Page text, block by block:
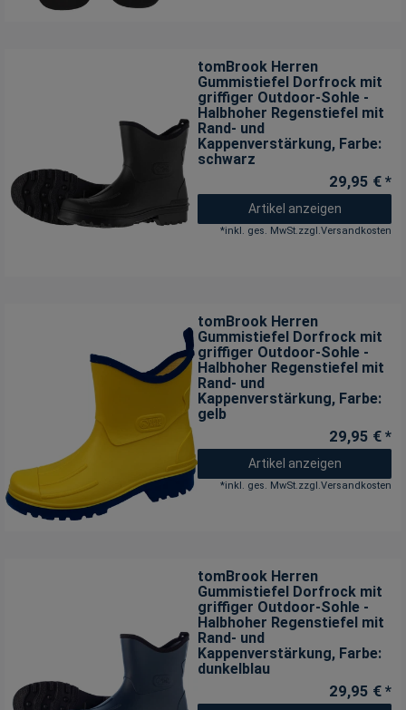
tomBrook Herren
Gummistiefel Dorfrock mit
griffiger Outdoor-Sohle -
Halbhoher Regenstiefel mit
Rand- und
Kappenverstärkung, Farbe:
schwarz
29,95 € *
Artikel anzeigen
*inkl. ges. MwSt.zzgl.Versandkosten
tomBrook Herren
Gummistiefel Dorfrock mit
griffiger Outdoor-Sohle -
Halbhoher Regenstiefel mit
Rand- und
Kappenverstärkung, Farbe:
gelb
29,95 € *
Artikel anzeigen
*inkl. ges. MwSt.zzgl.Versandkosten
tomBrook Herren
Gummistiefel Dorfrock mit
griffiger Outdoor-Sohle -
Halbhoher Regenstiefel mit
Rand- und
Kappenverstärkung, Farbe:
dunkelblau
29,95 € *